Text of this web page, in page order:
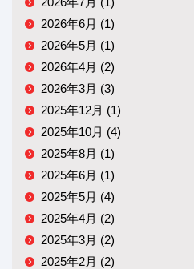
2026年6月 (1)
2026年5月 (1)
2026年4月 (2)
2026年3月 (3)
2025年12月 (1)
2025年10月 (4)
2025年8月 (1)
2025年6月 (1)
2025年5月 (4)
2025年4月 (2)
2025年3月 (2)
2025年2月 (2)